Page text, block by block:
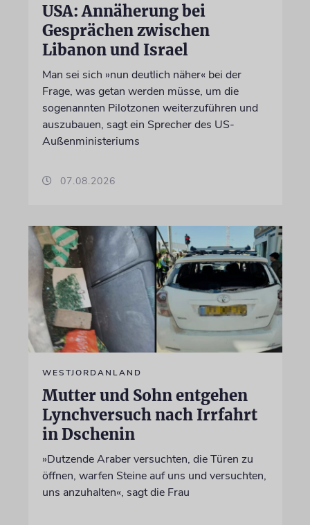
USA: Annäherung bei
Gesprächen zwischen
Libanon und Israel
Man sei sich »nun deutlich näher« bei der
Frage, was getan werden müsse, um die
sogenannten Pilotzonen weiterzuführen und
auszubauen, sagt ein Sprecher des US-
Außenministeriums
07.08.2026
WESTJORDANLAND
Mutter und Sohn entgehen
Lynchversuch nach Irrfahrt
in Dschenin
»Dutzende Araber versuchten, die Türen zu
öffnen, warfen Steine auf uns und versuchten,
uns anzuhalten«, sagt die Frau